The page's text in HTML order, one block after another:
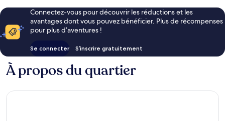
Connectez-vous pour découvrir les réductions et les
avantages dont vous pouvez bénéficier. Plus de récompenses
pour plus d’aventures !
Se connecter S’inscrire gratuitement
À propos du quartier